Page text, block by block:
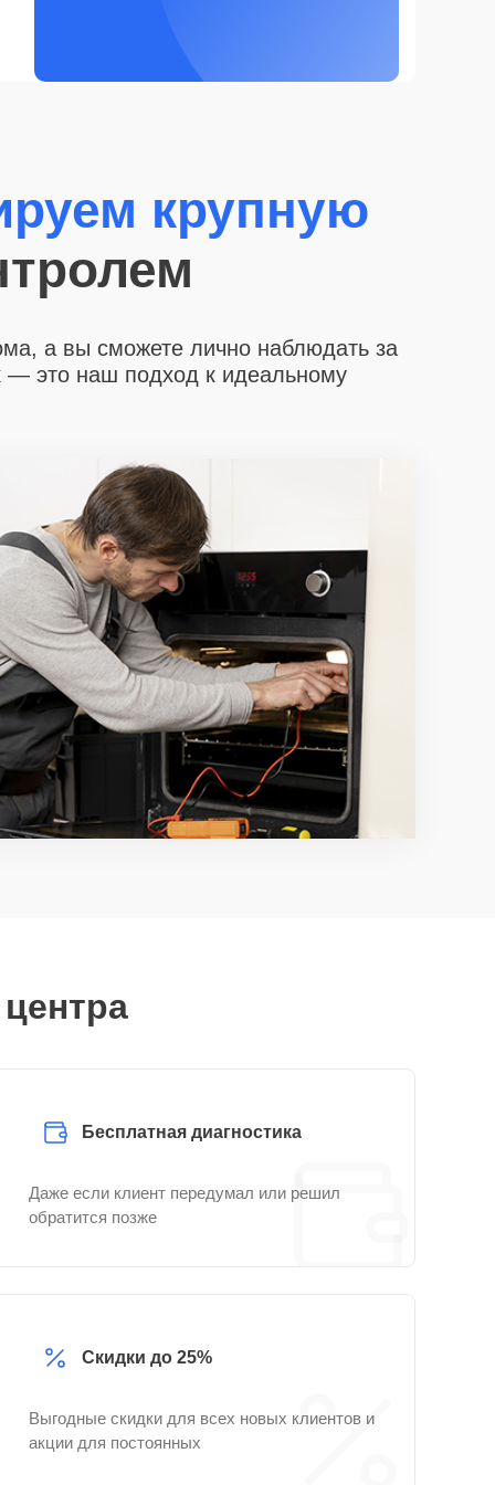
крупную
а вы сможете лично наблюдать за
— это наш подход к идеальному
Бесплатная диагностика
Даже если клиент передумал или решил
обратится позже
Скидки до 25%
Выгодные скидки для всех новых клиентов и
акции для постоянных